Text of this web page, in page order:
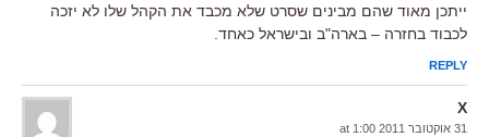
ייתכן מאוד שהם מבינים שסרט שלא מכבד את הקהל שלו לא יזכה
לכבוד בחזרה – בארה"ב ובישראל כאחד.
REPLY
X
31 אוקטובר 2011 at 1:00